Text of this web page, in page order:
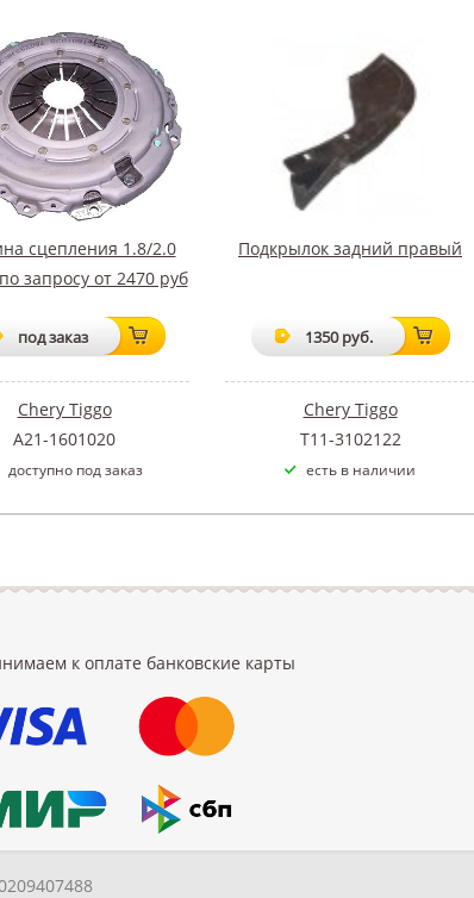
сцепления 1.8/2.0
запросу от 2470 руб
под заказ
Chery Tiggo
A21-1601020
доступно под заказ
Подкрылок задний правый
1350 руб.
Chery Tiggo
Т11-3102122
есть в наличии
к оплате банковские карты